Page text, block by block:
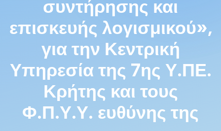
συντήρησης και
επισκευής λογισμικού»,
για την Κεντρική
Υπηρεσία της 7ης Υ.ΠΕ.
Κρήτης και τους
Φ.Π.Υ.Υ. ευθύνης της